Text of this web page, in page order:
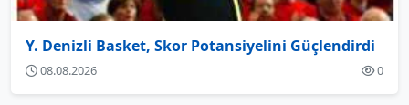
Y. Denizli Basket, Skor Potansiyelini Güçlendirdi
08.08.2026 0